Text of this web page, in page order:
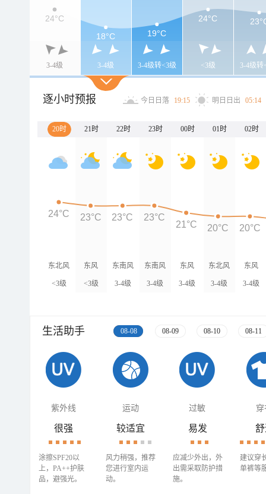
3-4级 3-4级 3-4级转<3级 <3级 3-4级转
24°C
18°C
19°C
24°C
逐小时预报 今日日落 19:15 明日日出 05:14
20时 21时 22时 23时 00时 01时 02时
东北风
<3级
东风
<3级
东南风
3-4级
东南风
3-4级
东风
3-4级
东北风
3-4级
东风
3-4级
24°C 23°C 23°C 23°C
21°C 20°C 20°C
生活助手 08-08 08-09 08-10 08-11
紫外线 运动 过敏 穿
很强
涂擦SPF20以
上，PA++护肤
品，避强光。
较适宜
风力稍强，推荐
您进行室内运
动。
易发
应减少外出，外
出需采取防护措
施。
建议穿
单裤等